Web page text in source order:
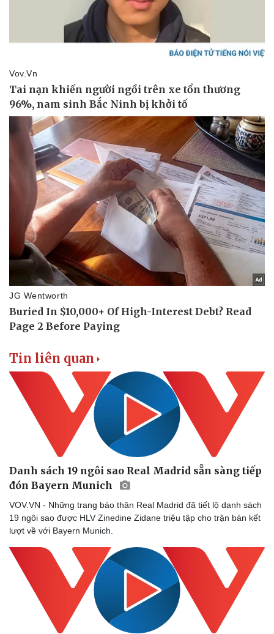
Doanh nghiệp
Thông tin doanh nghiệp
Doanh nghiệp 24h
Doanh nhân
Vì cộng đồng
Công nghệ
Sành điệu
Tin Công nghệ
Trải nghiệm
Chuyển đổi số
Tin liên quan
Danh sách 19 ngôi sao Real Madrid sẵn sàng tiếp
đón Bayern Munich
VOV.VN - Những trang báo thân Real Madrid đã tiết lộ danh sách
19 ngôi sao được HLV Zinedine Zidane triệu tập cho trận bán kết
lượt về với Bayern Munich.